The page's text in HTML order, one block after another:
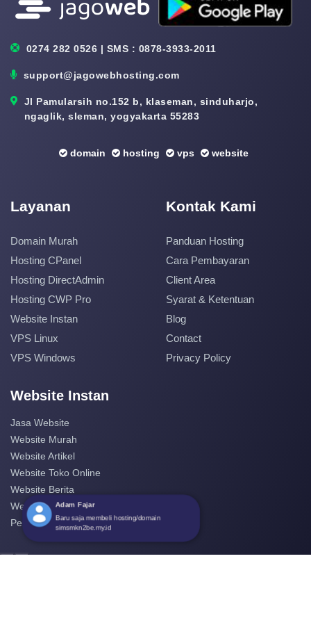
0274 282 0526 | SMS : 0878-3933-2011
support@jagowebhosting.com
Jl Pamularsih no.152 b, klaseman, sinduharjo,
ngaglik, sleman, yogyakarta 55283
domain hosting vps website
Layanan
Domain Murah
Hosting CPanel
Hosting DirectAdmin
Hosting CWP Pro
Website Instan
VPS Linux
VPS Windows
Kontak Kami
Panduan Hosting
Cara Pembayaran
Client Area
Syarat & Ketentuan
Blog
Contact
Privacy Policy
Website Instan
Jasa Website
Website Murah
Website Artikel
Website Toko Online
Website Berita
Website Perusahaan
Pembuatan Website
Adam Fajar
Baru saja membeli hosting/domain
simsmkn2be.my.id